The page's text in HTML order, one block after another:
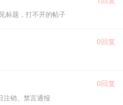
标题，打不开的帖子
0回复
0回复
注销、禁言通报